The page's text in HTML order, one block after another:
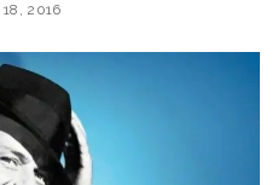
2016